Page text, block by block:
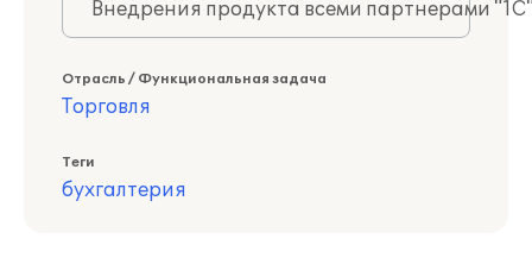
Внедрения продукта всеми партнерами
Отрасль / Функциональная задача
Торговля
Теги
бухгалтерия